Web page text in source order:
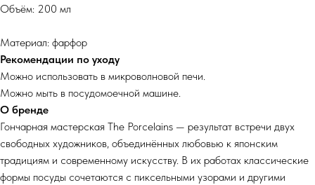
Объём: 200 мл
Материал: фарфор
Рекомендации по уходу
Можно использовать в микроволновой печи.
Можно мыть в посудомоечной машине.
О бренде
Гончарная мастерская The Porcelains — результат встречи двух
свободных художников, объединённых любовью к японским
традициям и современному искусству. В их работах классические
формы посуды сочетаются с пиксельными узорами и другими